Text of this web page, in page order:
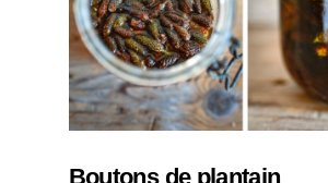
Boutons de plantain